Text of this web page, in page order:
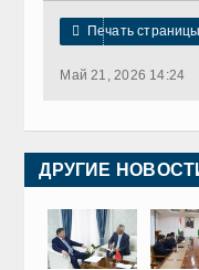
 Печать страницы
Май 21, 2026 14:24
ДРУГИЕ